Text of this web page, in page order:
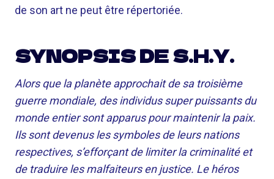
de son art ne peut être répertoriée.
SYNOPSIS DE S.H.Y.
Alors que la planète approchait de sa troisième
guerre mondiale, des individus super puissants du
monde entier sont apparus pour maintenir la paix.
Ils sont devenus les symboles de leurs nations
respectives, s’efforçant de limiter la criminalité et
de traduire les malfaiteurs en justice. Le héros